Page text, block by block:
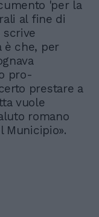
'per la
al fine di
scrive
è che, per
pro-
prestare a
vuole
romano
Municipio».